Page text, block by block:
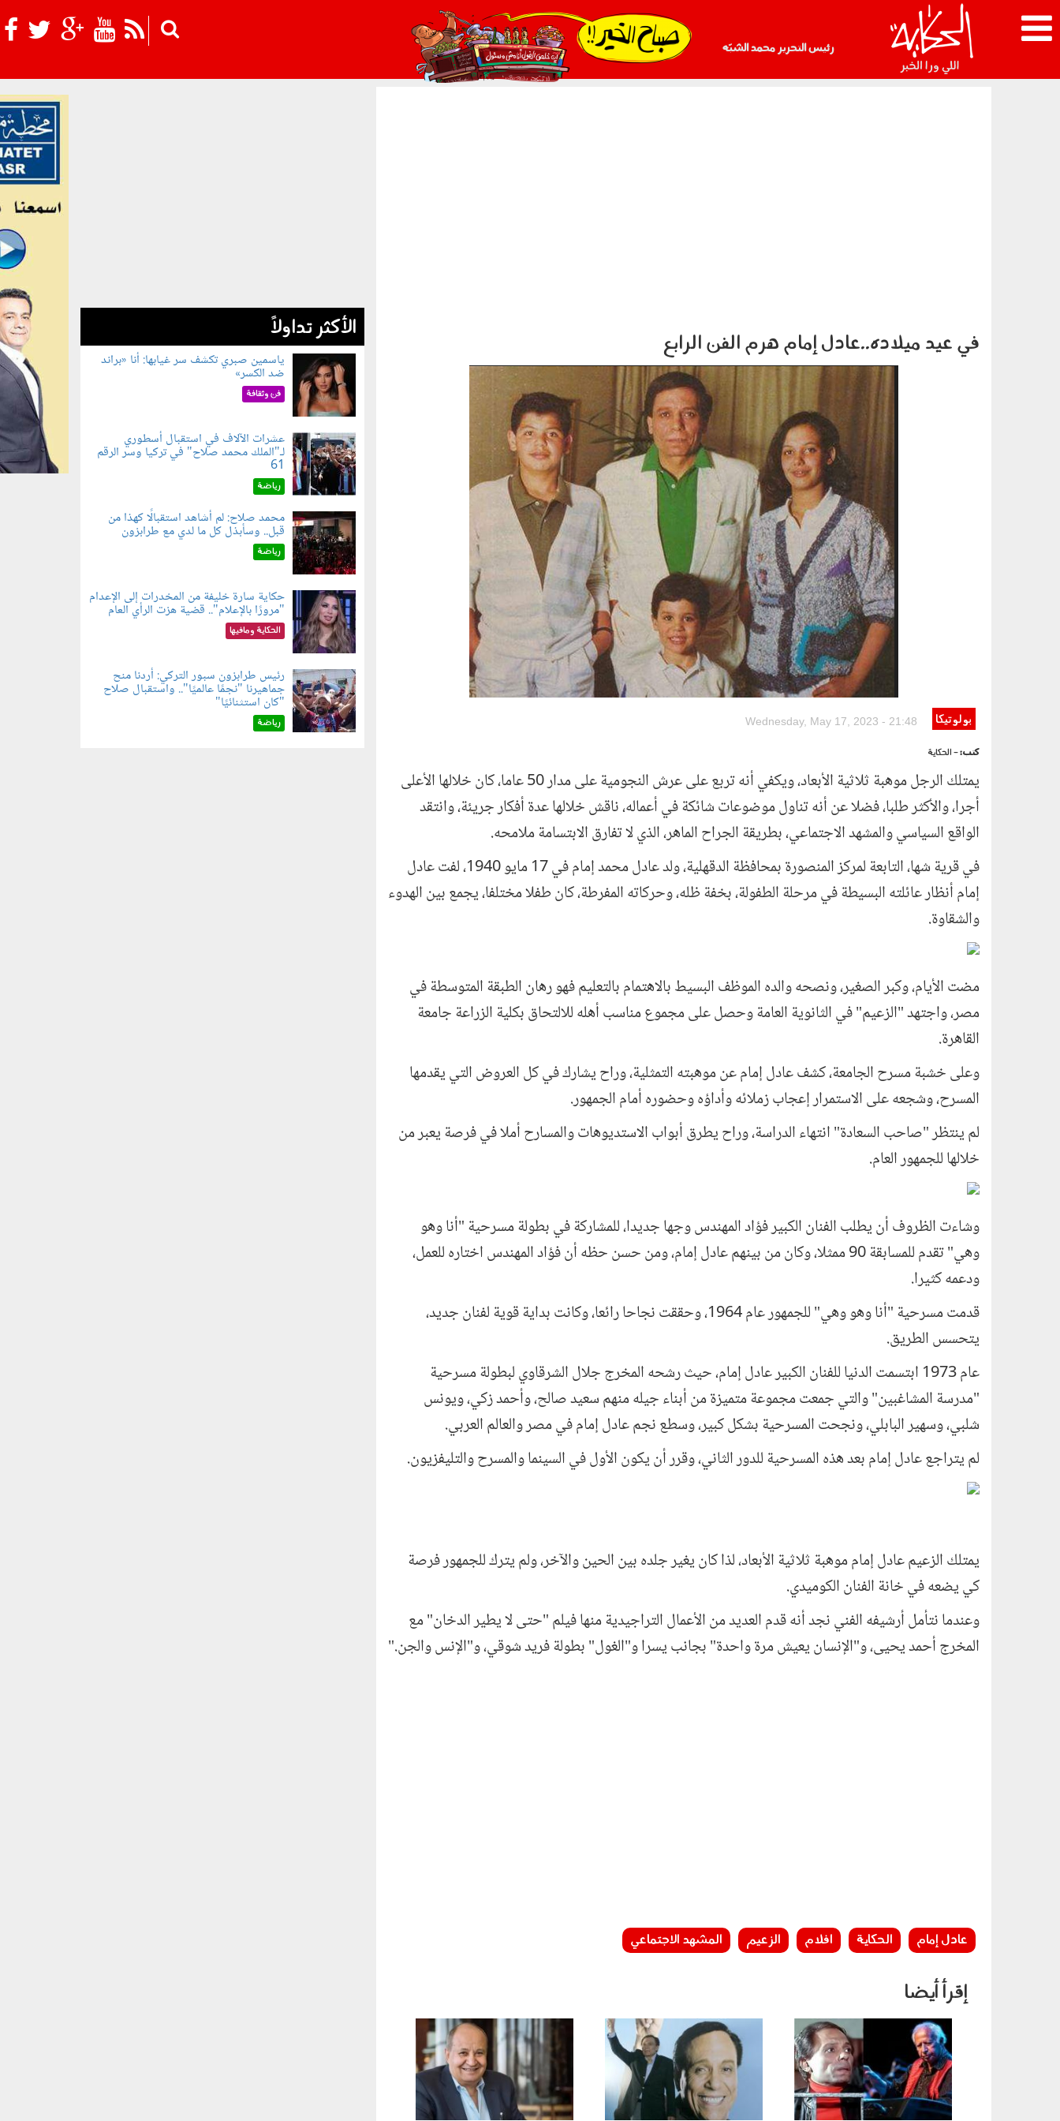
رئيس التحرير محمد الشبّه
021_2.png
في عيد ميلاده..عادل إمام هرم الفن الرابع
5454545454.png
بولوتيكا Wednesday, May 17, 2023 - 21:48
كتب:- الحكاية
يمتلك الرجل موهبة ثلاثية الأبعاد، ويكفي أنه تربع على عرش النجومية على مدار 50 عاما، كان خلالها الأعلى
أجرا، والأكثر طلبا، فضلا عن أنه تناول موضوعات شائكة في أعماله، ناقش خلالها عدة أفكار جريئة، وانتقد
الواقع السياسي والمشهد الاجتماعي، بطريقة الجراح الماهر، الذي لا تفارق الابتسامة ملامحه.
في قرية شها، التابعة لمركز المنصورة بمحافظة الدقهلية، ولد عادل محمد إمام في 17 مايو 1940، لفت عادل
إمام أنظار عائلته البسيطة في مرحلة الطفولة، بخفة ظله، وحركاته المفرطة، كان طفلا مختلفا، يجمع بين الهدوء
والشقاوة.
مضت الأيام، وكبر الصغير، ونصحه والده الموظف البسيط بالاهتمام بالتعليم فهو رهان الطبقة المتوسطة في
مصر، واجتهد "الزعيم" في الثانوية العامة وحصل على مجموع مناسب أهله للالتحاق بكلية الزراعة جامعة
القاهرة.
وعلى خشبة مسرح الجامعة، كشف عادل إمام عن موهبته التمثلية، وراح يشارك في كل العروض التي يقدمها
المسرح، وشجعه على الاستمرار إعجاب زملائه وأداؤه وحضوره أمام الجمهور.
لم ينتظر "صاحب السعادة" انتهاء الدراسة، وراح يطرق أبواب الاستديوهات والمسارح أملا في فرصة يعبر من
خلالها للجمهور العام.
وشاءت الظروف أن يطلب الفنان الكبير فؤاد المهندس وجها جديدا، للمشاركة في بطولة مسرحية "أنا وهو
وهي" تقدم للمسابقة 90 ممثلا، وكان من بينهم عادل إمام، ومن حسن حظه أن فؤاد المهندس اختاره للعمل،
ودعمه كثيرا.
قدمت مسرحية "أنا وهو وهي" للجمهور عام 1964، وحققت نجاحا رائعا، وكانت بداية قوية لفنان جديد،
يتحسس الطريق.
عام 1973 ابتسمت الدنيا للفنان الكبير عادل إمام، حيث رشحه المخرج جلال الشرقاوي لبطولة مسرحية
"مدرسة المشاغبين" والتي جمعت مجموعة متميزة من أبناء جيله منهم سعيد صالح، وأحمد زكي، ويونس
شلبي، وسهير البابلي، ونجحت المسرحية بشكل كبير، وسطع نجم عادل إمام في مصر والعالم العربي.
لم يتراجع عادل إمام بعد هذه المسرحية للدور الثاني، وقرر أن يكون الأول في السينما والمسرح والتليفزيون.
يمتلك الزعيم عادل إمام موهبة ثلاثية الأبعاد، لذا كان يغير جلده بين الحين والآخر، ولم يترك للجمهور فرصة
كي يضعه في خانة الفنان الكوميدي.
وعندما نتأمل أرشيفه الفني نجد أنه قدم العديد من الأعمال التراجيدية منها فيلم "حتى لا يطير الدخان" مع
المخرج أحمد يحيى، و"الإنسان يعيش مرة واحدة" بجانب يسرا و"الغول" بطولة فريد شوقي، و"الإنس والجن".
عادل إمام الحكاية افلام الزعيم المشهد الاجتماعي
إقرأ أيضا
220703.jpg
170501.jpg
030104.jpg
الأكثر تداولاً
050802.jpg
ياسمين صبري تكشف سر غيابها: أنا «براند
ضد الكسر»
فن وثقافة
050803.jpg
عشرات الآلاف في استقبال أسطوري
لـ"الملك محمد صلاح" في تركيا وسر الرقم
61
رياضة
060802.jpg
محمد صلاح: لم أشاهد استقبالًا كهذا من
قبل.. وسأبذل كل ما لدي مع طرابزون
رياضة
060801.jpeg
حكاية سارة خليفة من المخدرات إلى الإعدام
"مرورًا بالإعلام".. قضية هزت الرأي العام
الحكاية ومافيها
060803.jpg
رئيس طرابزون سبور التركي: أردنا منح
جماهيرنا "نجمًا عالميًا".. واستقبال صلاح
"كان استثنائيًا"
رياضة